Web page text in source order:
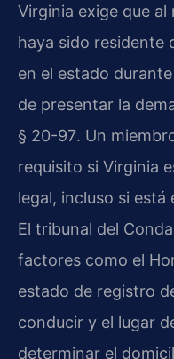
Virginia exige que
haya sido residente
en el estado
de presentar la
§ 20-97. Un
requisito si Virginia
legal, incluso si
El tribunal del
factores como el
estado de registro
conducir y el lugar
determinar el